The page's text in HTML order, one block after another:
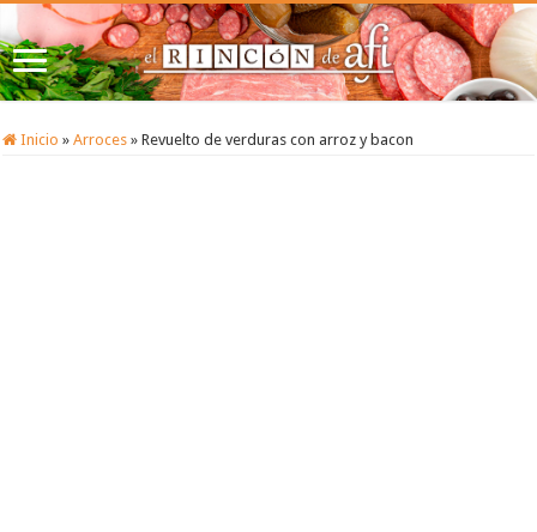
Inicio » Arroces » Revuelto de verduras con arroz y bacon